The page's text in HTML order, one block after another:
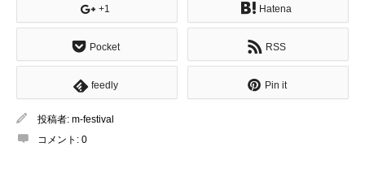
+1 Hatena
Pocket RSS
feedly Pin it
投稿者: m-festival
コメント: 0